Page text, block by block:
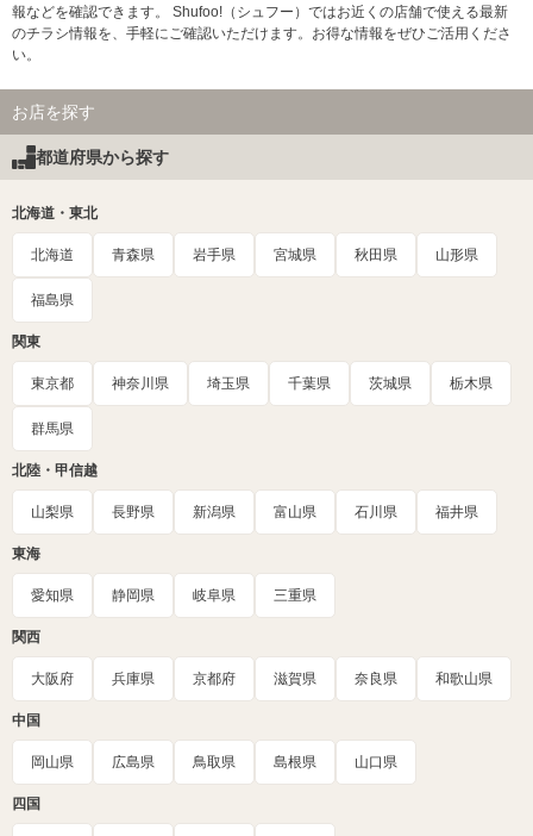
報などを確認できます。 Shufoo!（シュフー）ではお近くの店舗で使える最新
のチラシ情報を、手軽にご確認いただけます。お得な情報をぜひご活用くださ
い。
お店を探す
都道府県から探す
北海道・東北
北海道 青森県 岩手県 宮城県 秋田県 山形県
福島県
関東
東京都 神奈川県 埼玉県 千葉県 茨城県 栃木県
群馬県
北陸・甲信越
山梨県 長野県 新潟県 富山県 石川県 福井県
東海
愛知県 静岡県 岐阜県 三重県
関西
大阪府 兵庫県 京都府 滋賀県 奈良県 和歌山県
中国
岡山県 広島県 鳥取県 島根県 山口県
四国